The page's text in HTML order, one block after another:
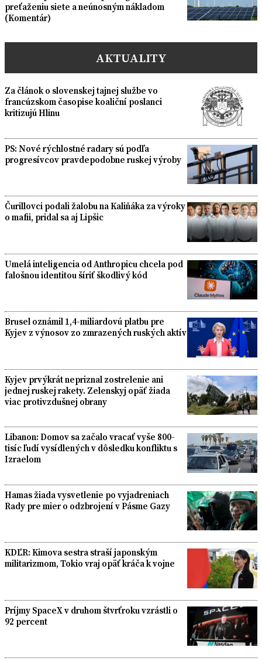
preťaženiu siete a neúnosným nákladom
(Komentár)
AKTUALITY
Za článok o slovenskej tajnej službe vo
francúzskom časopise koaliční poslanci
kritizujú Hlinu
PS: Nové rýchlostné radary sú podľa
progresívcov pravdepodobne ruskej výroby
Čurillovci podali žalobu na Kaliňáka za výroky
o mafii, pridal sa aj Lipšic
Umelá inteligencia od Anthropicu chcela pod
falošnou identitou šíriť škodlivý kód
Brusel oznámil 1,4-miliardovú platbu pre
Kyjev z výnosov zo zmrazených ruských aktív
Kyjev prvýkrát nepriznal zostrelenie ani
jednej ruskej rakety. Zelenskyj opäť žiada
viac protivzdušnej obrany
Libanon: Domov sa začalo vracať vyše 800-
tisíc ľudí vysídlených v dôsledku konfliktu s
Izraelom
Hamas žiada vysvetlenie po vyjadreniach
Rady pre mier o odzbrojení v Pásme Gazy
KDĽR: Kimova sestra straší japonským
militarizmom, Tokio vraj opäť kráča k vojne
Príjmy SpaceX v druhom štvrťroku vzrástli o
92 percent